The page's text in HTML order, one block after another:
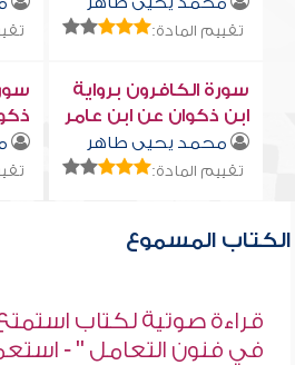
تقييم المادة:
سورة الكافرون برواية
ابن ذكوان عن ابن عامر
محمد يحيى طاهر
تقييم المادة:
الكتاب المسموع
قراءة صوتية لكتاب
في فنون التعامل " -